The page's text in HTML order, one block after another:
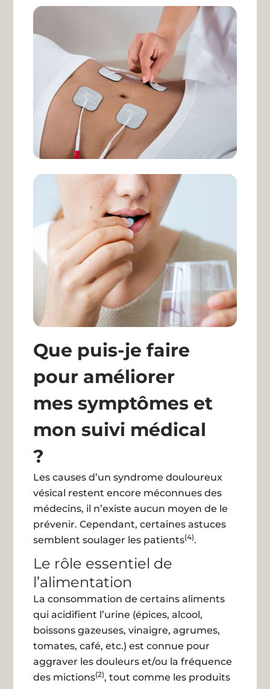
Que puis-je faire
pour améliorer
mes symptômes et
mon suivi médical
?
Les causes d’un syndrome douloureux
vésical restent encore méconnues des
médecins, il n’existe aucun moyen de le
prévenir. Cependant, certaines astuces
semblent soulager les patients(4).
Le rôle essentiel de
l’alimentation
La consommation de certains aliments
qui acidifient l’urine (épices, alcool,
boissons gazeuses, vinaigre, agrumes,
tomates, café, etc.) est connue pour
aggraver les douleurs et/ou la fréquence
des mictions(2), tout comme les produits